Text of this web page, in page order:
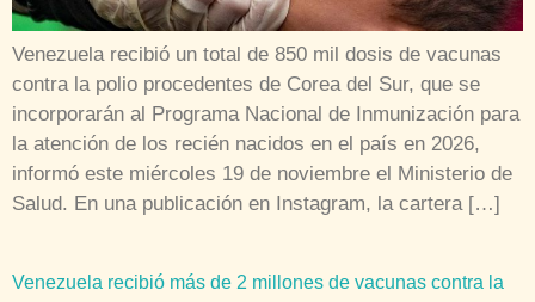
Venezuela recibió un total de 850 mil dosis de vacunas
contra la polio procedentes de Corea del Sur, que se
incorporarán al Programa Nacional de Inmunización para
la atención de los recién nacidos en el país en 2026,
informó este miércoles 19 de noviembre el Ministerio de
Salud. En una publicación en Instagram, la cartera […]
Venezuela recibió más de 2 millones de vacunas contra la